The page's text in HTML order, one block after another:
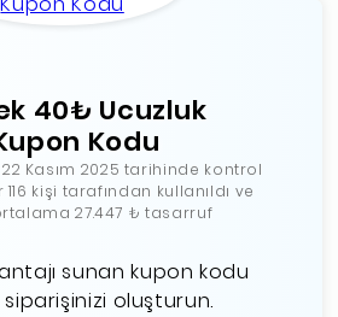
40₺ Ucuzluk
Kodu
Kasım 2025 tarihinde kontrol
kişi tarafından kullanıldı ve
27.447 ₺ tasarruf
sunan kupon kodu
oluşturun.